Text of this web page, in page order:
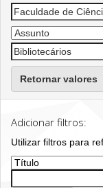
Retornar valores
Adicionar filtros:
Utilizar filtros para